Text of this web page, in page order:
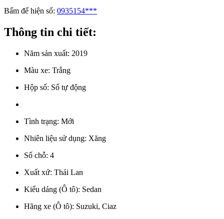
Bấm để hiện số: 0935154***
Thông tin chi tiết:
Năm sản xuất: 2019
Màu xe: Trắng
Hộp số: Số tự động
Tình trạng: Mới
Nhiên liệu sử dụng: Xăng
Số chỗ: 4
Xuất xứ: Thái Lan
Kiểu dáng (Ô tô): Sedan
Hãng xe (Ô tô): Suzuki, Ciaz